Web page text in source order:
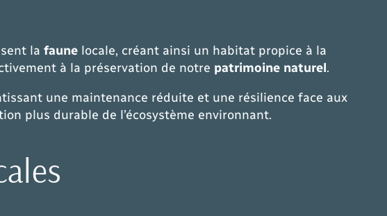
la faune locale, créant ainsi un habitat propice à la
à la préservation de notre patrimoine naturel.
une maintenance réduite et une résilience face aux
plus durable de l’écosystème environnant.